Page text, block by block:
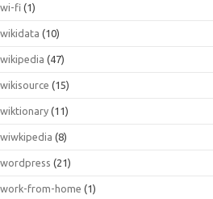
wi-fi (1)
wikidata (10)
wikipedia (47)
wikisource (15)
wiktionary (11)
wiwkipedia (8)
wordpress (21)
work-from-home (1)